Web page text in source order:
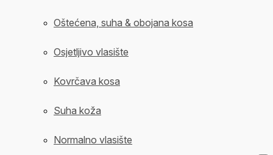
Oštećena, suha & obojana kosa
Osjetljivo vlasište
Kovrčava kosa
Suha koža
Normalno vlasište